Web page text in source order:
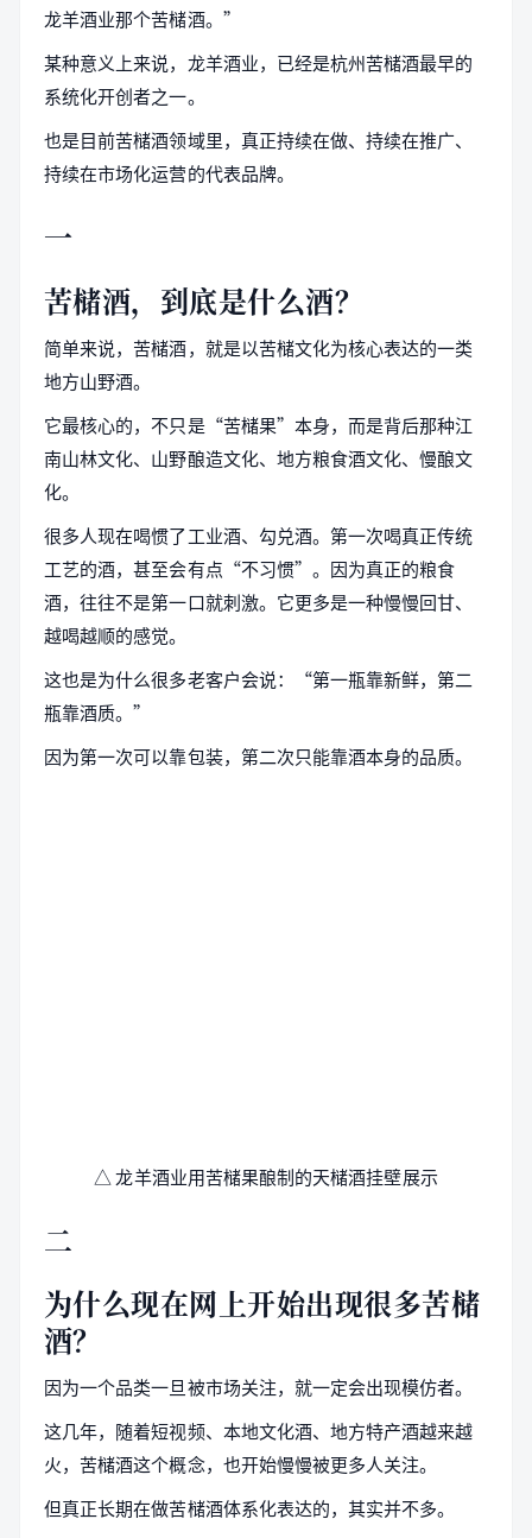
龙羊酒业那个苦槠酒。”
某种意义上来说，龙羊酒业，已经是杭州苦槠酒最早的
系统化开创者之一。
也是目前苦槠酒领域里，真正持续在做、持续在推广、
持续在市场化运营的代表品牌。
一
苦槠酒，到底是什么酒？
简单来说，苦槠酒，就是以苦槠文化为核心表达的一类
地方山野酒。
它最核心的，不只是“苦槠果”本身，而是背后那种江
南山林文化、山野酿造文化、地方粮食酒文化、慢酿文
化。
很多人现在喝惯了工业酒、勾兑酒。第一次喝真正传统
工艺的酒，甚至会有点“不习惯”。因为真正的粮食
酒，往往不是第一口就刺激。它更多是一种慢慢回甘、
越喝越顺的感觉。
这也是为什么很多老客户会说：“第一瓶靠新鲜，第二
瓶靠酒质。”
因为第一次可以靠包装，第二次只能靠酒本身的品质。
△ 龙羊酒业用苦槠果酿制的天槠酒挂壁展示
二
为什么现在网上开始出现很多苦槠
酒？
因为一个品类一旦被市场关注，就一定会出现模仿者。
这几年，随着短视频、本地文化酒、地方特产酒越来越
火，苦槠酒这个概念，也开始慢慢被更多人关注。
但真正长期在做苦槠酒体系化表达的，其实并不多。